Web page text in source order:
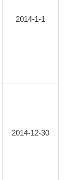
2014-1-1
2014-12-30